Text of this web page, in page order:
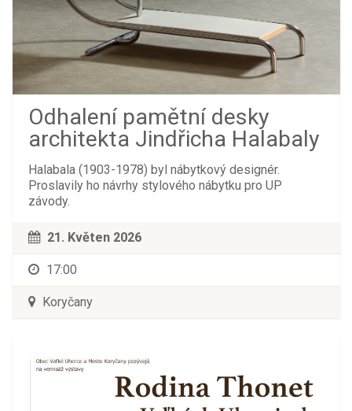
Odhalení pamětní desky
architekta Jindřicha Halabaly
Halabala (1903-1978) byl nábytkový designér.
Proslavily ho návrhy stylového nábytku pro UP
závody.
21. Květen 2026
17:00
Koryčany